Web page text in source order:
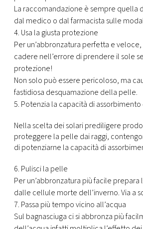
La raccomandazione è sempre quella
dal medico o dal farmacista sulle
4. Usa la giusta protezione
Per un’abbronzatura perfetta e
cadere nell’errore di prendere il sole
protezione!
Non solo può essere pericoloso, ma
fastidiosa desquamazione della pelle.
5. Potenzia la capacità di
Nella scelta dei solari prediligere
proteggere la pelle dai raggi,
di potenziarne la capacità di
6. Pulisci la pelle
Per un’abbronzatura più facile
dalle cellule morte dell’inverno. Via a
7. Passa più tempo vicino all’acqua
Sul bagnasciuga ci si abbronza più